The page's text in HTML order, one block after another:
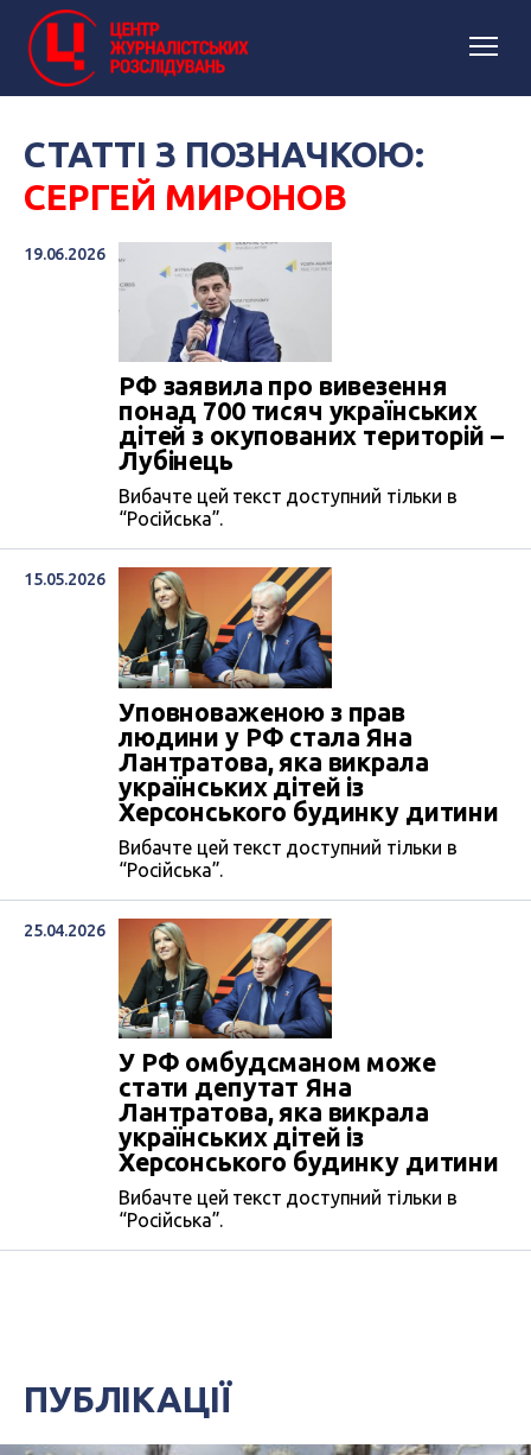
СТАТТІ З ПОЗНАЧКОЮ:
СЕРГЕЙ МИРОНОВ
19.06.2026
РФ заявила про вивезення
понад 700 тисяч українських
дітей з окупованих територій –
Лубінець
Вибачте цей текст доступний тільки в
“Російська”.
15.05.2026
Уповноваженою з прав
людини у РФ стала Яна
Лантратова, яка викрала
українських дітей із
Херсонського будинку дитини
Вибачте цей текст доступний тільки в
“Російська”.
25.04.2026
У РФ омбудсманом може
стати депутат Яна
Лантратова, яка викрала
українських дітей із
Херсонського будинку дитини
Вибачте цей текст доступний тільки в
“Російська”.
ПУБЛІКАЦІЇ